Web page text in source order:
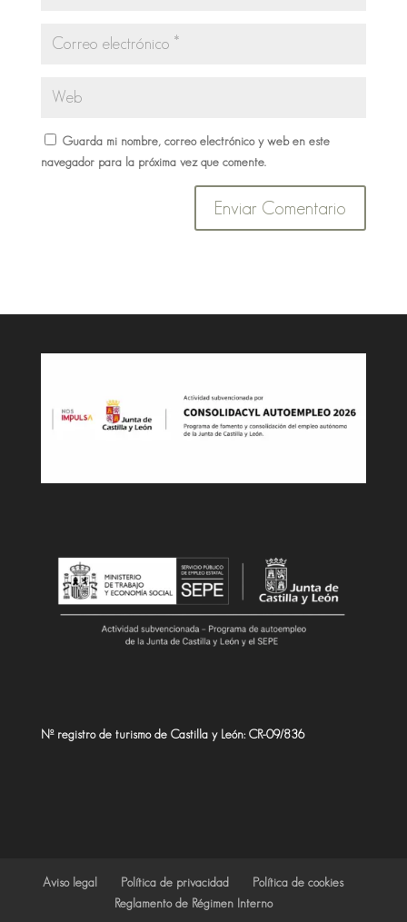
Guarda mi nombre, correo electrónico y web en este
navegador para la próxima vez que comente.
Nº registro de turismo de Castilla y León: CR-09/836
Aviso legal Política de privacidad
Política de cookies
Reglamento de Régimen Interno